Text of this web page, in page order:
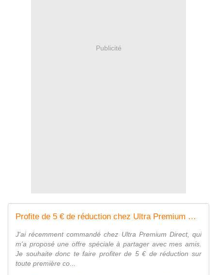
Publicité
Profite de 5 € de réduction chez Ultra Premium Direct
J'ai récemment commandé chez Ultra Premium Direct, qui
m'a proposé une offre spéciale à partager avec mes amis.
Je souhaite donc te faire profiter de 5 € de réduction sur
toute première co...